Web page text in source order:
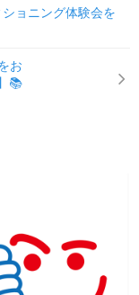
ョニング体験会を
お
📚